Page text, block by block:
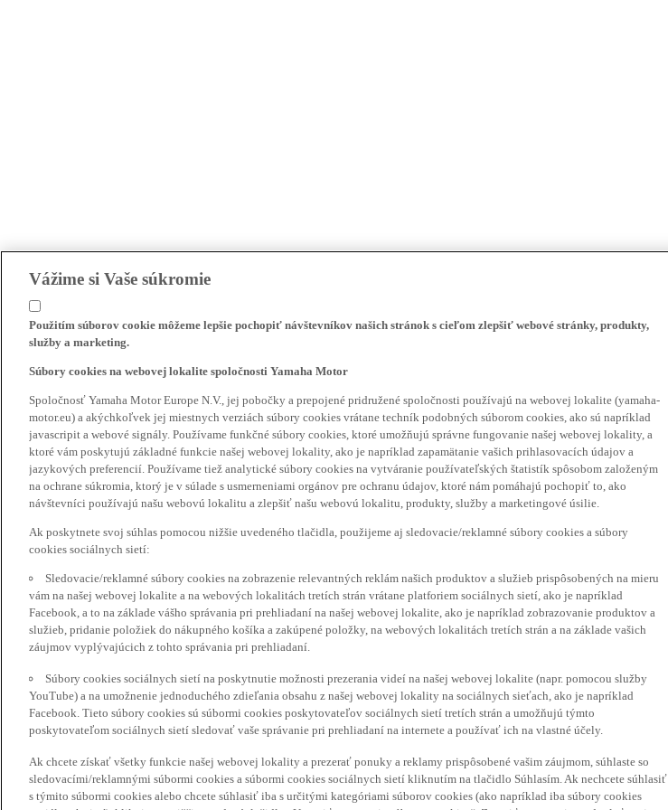
Vážime si Vaše súkromie
Použitím súborov cookie môžeme lepšie pochopiť návštevníkov našich stránok s cieľom zlepšiť webové stránky, produkty,
služby a marketing.
Súbory cookies na webovej lokalite spoločnosti Yamaha Motor
Spoločnosť Yamaha Motor Europe N.V., jej pobočky a prepojené pridružené spoločnosti používajú na webovej lokalite (yamaha-
motor.eu) a akýchkoľvek jej miestnych verziách súbory cookies vrátane techník podobných súborom cookies, ako sú napríklad
javascripit a webové signály. Používame funkčné súbory cookies, ktoré umožňujú správne fungovanie našej webovej lokality, a
ktoré vám poskytujú základné funkcie našej webovej lokality, ako je napríklad zapamätanie vašich prihlasovacích údajov a
jazykových preferencií. Používame tiež analytické súbory cookies na vytváranie používateľských štatistík spôsobom založeným
na ochrane súkromia, ktorý je v súlade s usmerneniami orgánov pre ochranu údajov, ktoré nám pomáhajú pochopiť to, ako
návštevníci používajú našu webovú lokalitu a zlepšiť našu webovú lokalitu, produkty, služby a marketingové úsilie.
Ak poskytnete svoj súhlas pomocou nižšie uvedeného tlačidla, použijeme aj sledovacie/reklamné súbory cookies a súbory
cookies sociálnych sietí:
Sledovacie/reklamné súbory cookies na zobrazenie relevantných reklám našich produktov a služieb prispôsobených na mieru
vám na našej webovej lokalite a na webových lokalitách tretích strán vrátane platforiem sociálnych sietí, ako je napríklad
Facebook, a to na základe vášho správania pri prehliadaní na našej webovej lokalite, ako je napríklad zobrazovanie produktov a
služieb, pridanie položiek do nákupného košíka a zakúpené položky, na webových lokalitách tretích strán a na základe vašich
záujmov vyplývajúcich z tohto správania pri prehliadaní.
Súbory cookies sociálnych sietí na poskytnutie možnosti prezerania videí na našej webovej lokalite (napr. pomocou služby
YouTube) a na umožnenie jednoduchého zdieľania obsahu z našej webovej lokality na sociálnych sieťach, ako je napríklad
Facebook. Tieto súbory cookies sú súbormi cookies poskytovateľov sociálnych sietí tretích strán a umožňujú týmto
poskytovateľom sociálnych sietí sledovať vaše správanie pri prehliadaní na internete a používať ich na vlastné účely.
Ak chcete získať všetky funkcie našej webovej lokality a prezerať ponuky a reklamy prispôsobené vašim záujmom, súhlaste so
sledovacími/reklamnými súbormi cookies a súbormi cookies sociálnych sietí kliknutím na tlačidlo Súhlasím. Ak nechcete súhlasiť
s týmito súbormi cookies alebo chcete súhlasiť iba s určitými kategóriami súborov cookies (ako napríklad iba súbory cookies